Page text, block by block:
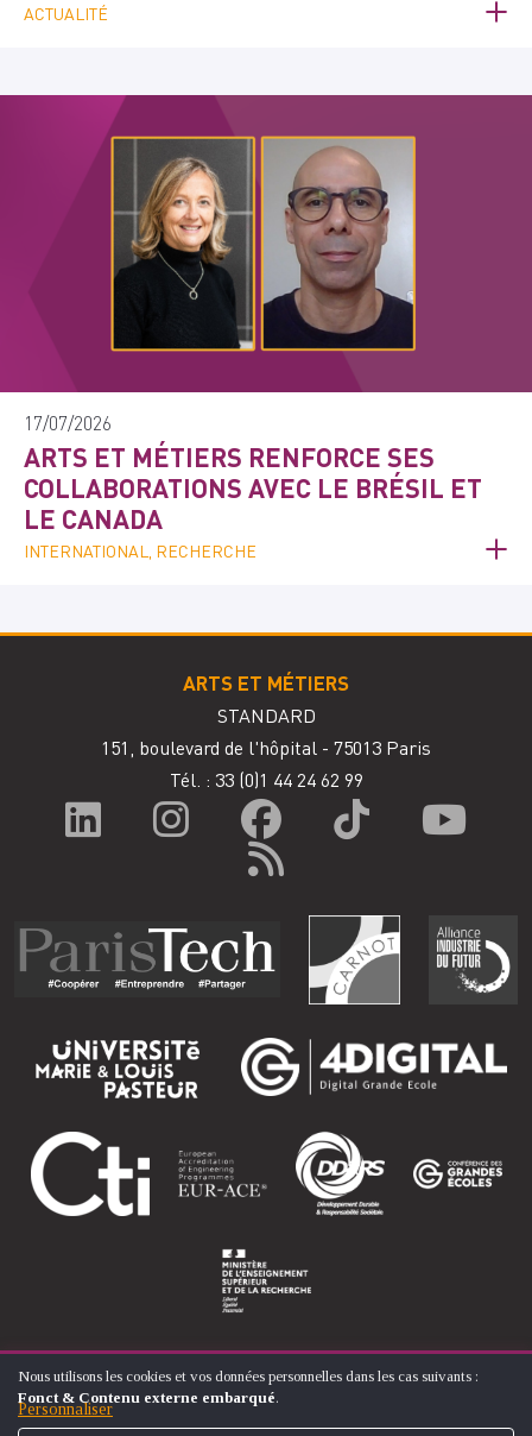
ACTUALITÉ
17/07/2026
ARTS ET MÉTIERS RENFORCE SES
COLLABORATIONS AVEC LE BRÉSIL ET
LE CANADA
INTERNATIONAL, RECHERCHE
ARTS ET MÉTIERS
STANDARD
151, boulevard de l'hôpital - 75013 Paris
Tél. : 33 (0)1 44 24 62 99
© ÉCOLE NATIONALE SUPÉRIEURE D'ARTS ET MÉTIERS
UTILISATION
DES
DONNÉES
Nous utilisons les cookies et vos données personnelles dans les cas suivants :
Fonct & Contenu externe embarqué.
Personnaliser